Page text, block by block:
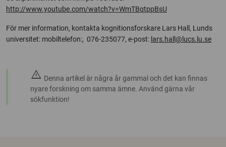
http://www.youtube.com/watch?v=WmTBqtppBsU
För mer information, kontakta kognitionsforskare Lars Hall, Lunds
universitet: mobiltelefon:, 076-235077, e-post: lars.hall@lucs.lu.se
warning Denna artikel är några år gammal och det kan finnas
nyare forskning om samma ämne. Använd gärna vår
sökfunktion!